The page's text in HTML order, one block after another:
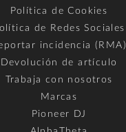
Política de Cookies
de Redes Sociales
incidencia (RMA)
Devolución de artículo
Trabaja con nosotros
Marcas
Pioneer DJ